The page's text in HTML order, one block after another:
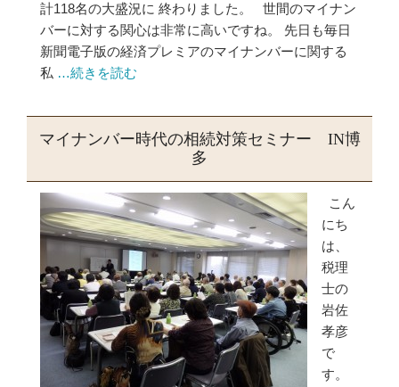
計118名の大盛況に 終わりました。 世間のマイナン
バーに対する関心は非常に高いですね。 先日も毎日
新聞電子版の経済プレミアのマイナンバーに関する
私 …続きを読む
マイナンバー時代の相続対策セミナー IN博
多
こん
にち
は、
税理
士の
岩佐
孝彦
で
す。